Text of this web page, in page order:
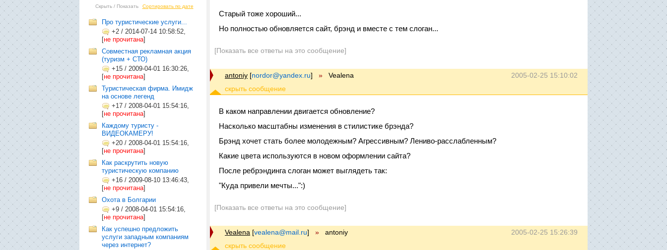
Скрыть / Показать Сортировать по дате
Про туристические услуги...
+2 / 2014-07-14 10:58:52,
[не прочитана]
Совместная рекламная акция
(туризм + СТО)
+15 / 2009-04-01 16:30:26,
[не прочитана]
Туристическая фирма. Имидж
на основе легенд
+17 / 2008-04-01 15:54:16,
[не прочитана]
Каждому туристу -
ВИДЕОКАМЕРУ!
+20 / 2008-04-01 15:54:16,
[не прочитана]
Как раскрутить новую
туристическую компанию
+16 / 2009-08-10 13:46:43,
[не прочитана]
Охота в Болгарии
+9 / 2008-04-01 15:54:16,
[не прочитана]
Как успешно предложить
услуги западным компаниям
через интернет?
Старый тоже хороший...
Но полностью обновляется сайт, брэнд и вместе с тем слоган...
[Показать все ответы на это сообщение]
2005-02-25 15:10:02
antoniy [nordor@yandex.ru] » Vealena
В каком направлении двигается обновление?
Насколько масштабны изменения в стилистике брэнда?
Брэнд хочет стать более молодежным? Агрессивным? Лениво-расслабленным?
Какие цвета используются в новом оформлении сайта?
После ребрэндинга слоган может выглядеть так:
"Куда привели мечты...":)
[Показать все ответы на это сообщение]
2005-02-25 15:26:39
Vealena [vealena@mail.ru] » antoniy